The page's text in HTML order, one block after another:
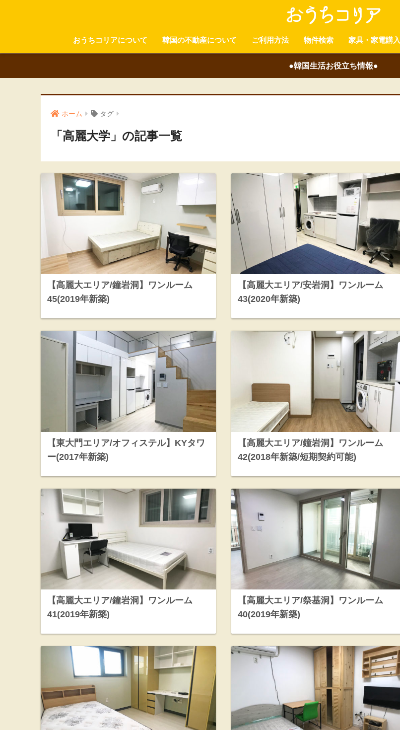
おうちコリアについて 韓国の不動産について ご利用方法 物件検索 家具・家電購入
●韓国生活お役立ち情報●
ホーム タグ
「高麗大学」の記事一覧
【高麗大エリア/鐘岩洞】ワンルーム
45(2019年新築)
【高麗大エリア/安岩洞】ワンルーム
43(2020年新築)
【東大門エリア/オフィステル】KYタワ
ー(2017年新築)
【高麗大エリア/鐘岩洞】ワンルーム
42(2018年新築/短期契約可能)
【高麗大エリア/鐘岩洞】ワンルーム
41(2019年新築)
【高麗大エリア/祭基洞】ワンルーム
40(2019年新築)